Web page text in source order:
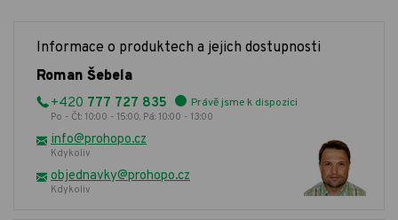
Informace o produktech a jejich dostupnosti
Roman Šebela
+420 777 727 835 Právě jsme k dispozici
Po - Čt: 10:00 - 15:00, Pá: 10:00 - 13:00
info@prohopo.cz
Kdykoliv
objednavky@prohopo.cz
Kdykoliv